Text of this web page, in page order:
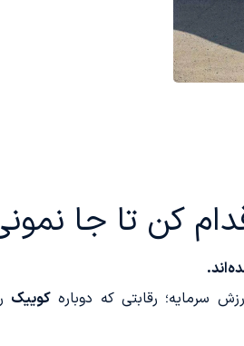
سرمایه؛ رقابتی که دوباره کوییک